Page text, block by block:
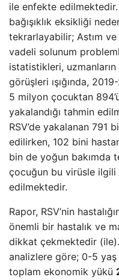
ile enfekte edilmektedir.
bağışıklık eksikliği
tekrarlayabilir; Astım ve
vadeli solunum
istatistikleri,
görüşleri ışığında,
5 milyon çocuktan
yakalandığı tahmin
RSV’de yakalanan 791
edilirken, 102 bini
bin de yoğun bakımda
çocuğun bu virüsle ilgili
edilmektedir.
Rapor, RSV’nin
önemli bir hastalık ve
dikkat çekmektedir (ile).
analizlere göre; 0-5 yaş
toplam ekonomik yükü